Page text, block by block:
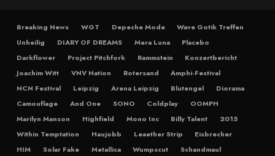
Breaking News WGT Depeche Mode
Wave Gotik Treffen
Unheilig
DIARY OF DREAMS Mera Luna
Placebo
Darkflower
Project Pitchfork Rammstein
Konzertbericht
Joachim Witt
VNV Nation Rotersand
Amphi-Festival
NCN Festival
Leipzig Arena Leipzig Blutengel
Diorama
Camouflage
And One SONO Coldplay
OOMPH
Marilyn Manson
Highfield Mono Inc Billy Talent
2015
Within Temptation
Haujobb Leaether Strip
Eisbrecher
HIM
Solar Fake Metallica Wumpscut Schandmaul